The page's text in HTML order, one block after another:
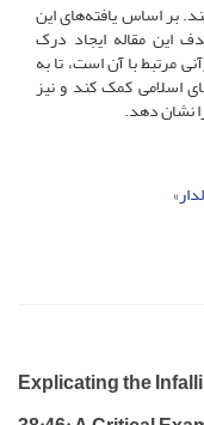
بر اساس یافته‌های این
این مقاله ایجاد درک
مرتبط با آن است، تا به
اسلامی کمک کند و نیز
نشان دهد.
Explicating the